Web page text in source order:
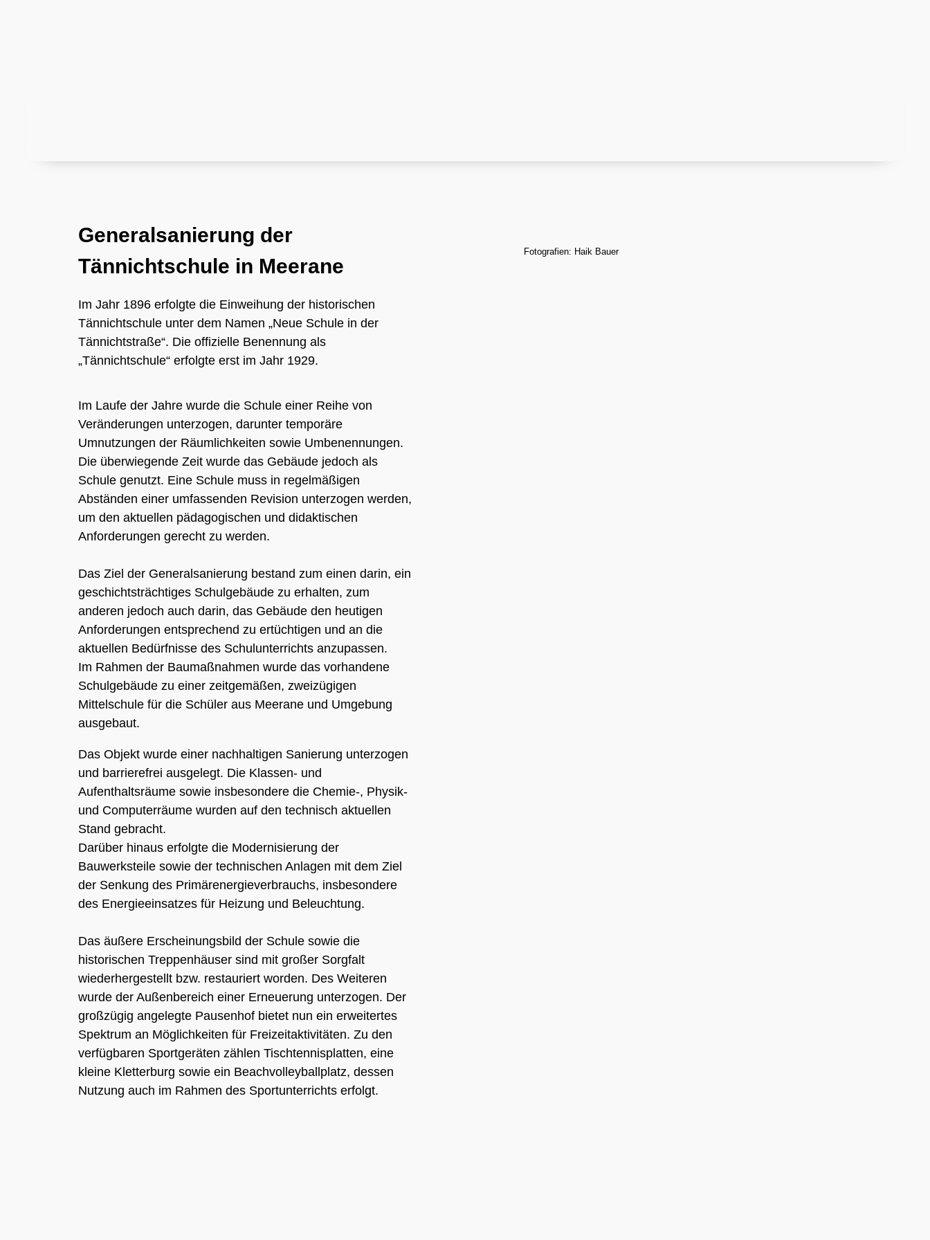
Generalsanierung der
Tännichtschule in Meerane
Im Jahr 1896 erfolgte die Einweihung der historischen
Tännichtschule unter dem Namen „Neue Schule in der
Tännichtstraße“. Die offizielle Benennung als
„Tännichtschule“ erfolgte erst im Jahr 1929.
Im Laufe der Jahre wurde die Schule einer Reihe von
Veränderungen unterzogen, darunter temporäre
Umnutzungen der Räumlichkeiten sowie Umbenennungen.
Die überwiegende Zeit wurde das Gebäude jedoch als
Schule genutzt. Eine Schule muss in regelmäßigen
Abständen einer umfassenden Revision unterzogen werden,
um den aktuellen pädagogischen und didaktischen
Anforderungen gerecht zu werden.
Das Ziel der Generalsanierung bestand zum einen darin, ein
geschichtsträchtiges Schulgebäude zu erhalten, zum
anderen jedoch auch darin, das Gebäude den heutigen
Anforderungen entsprechend zu ertüchtigen und an die
aktuellen Bedürfnisse des Schulunterrichts anzupassen.
Im Rahmen der Baumaßnahmen wurde das vorhandene
Schulgebäude zu einer zeitgemäßen, zweizügigen
Mittelschule für die Schüler aus Meerane und Umgebung
ausgebaut.
Das Objekt wurde einer nachhaltigen Sanierung unterzogen
und barrierefrei ausgelegt. Die Klassen- und
Aufenthaltsräume sowie insbesondere die Chemie-, Physik-
und Computerräume wurden auf den technisch aktuellen
Stand gebracht.
Darüber hinaus erfolgte die Modernisierung der
Bauwerksteile sowie der technischen Anlagen mit dem Ziel
der Senkung des Primärenergieverbrauchs, insbesondere
des Energieeinsatzes für Heizung und Beleuchtung.
Das äußere Erscheinungsbild der Schule sowie die
historischen Treppenhäuser sind mit großer Sorgfalt
wiederhergestellt bzw. restauriert worden. Des Weiteren
wurde der Außenbereich einer Erneuerung unterzogen. Der
großzügig angelegte Pausenhof bietet nun ein erweitertes
Spektrum an Möglichkeiten für Freizeitaktivitäten. Zu den
verfügbaren Sportgeräten zählen Tischtennisplatten, eine
kleine Kletterburg sowie ein Beachvolleyballplatz, dessen
Nutzung auch im Rahmen des Sportunterrichts erfolgt.
Fotografien: Haik Bauer